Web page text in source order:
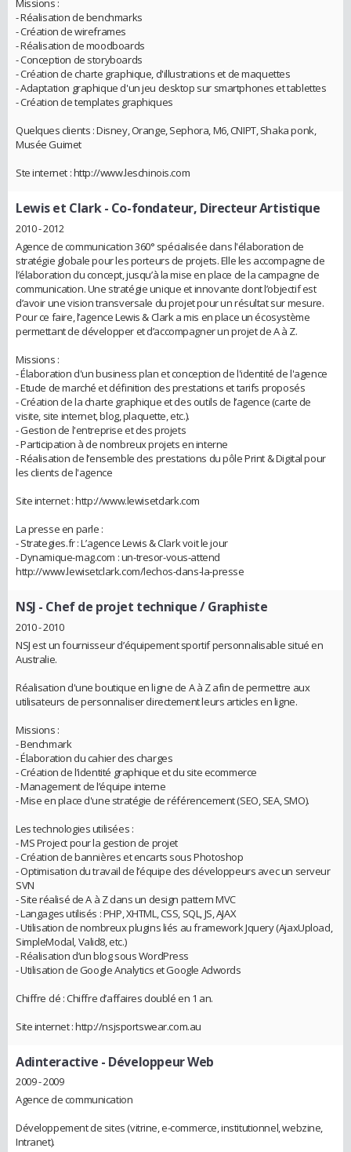
Missions :
- Réalisation de benchmarks
- Création de wireframes
- Réalisation de moodboards
- Conception de storyboards
- Création de charte graphique, d'illustrations et de maquettes
- Adaptation graphique d'un jeu desktop sur smartphones et tablettes
- Création de templates graphiques
Quelques clients : Disney, Orange, Sephora, M6, CNIPT, Shaka ponk,
Musée Guimet
Ste internet : http://www.leschinois.com
Lewis et Clark- Co-fondateur, Directeur Artistique
2010 - 2012
Agence de communication 360° spécialisée dans l'élaboration de
stratégie globale pour les porteurs de projets. Elle les accompagne de
l’élaboration du concept, jusqu’à la mise en place de la campagne de
communication. Une stratégie unique et innovante dont l’objectif est
d’avoir une vision transversale du projet pour un résultat sur mesure.
Pour ce faire, l’agence Lewis & Clark a mis en place un écosystème
permettant de développer et d’accompagner un projet de A à Z.
Missions :
- Élaboration d'un business plan et conception de l'identité de l'agence
- Etude de marché et définition des prestations et tarifs proposés
- Création de la charte graphique et des outils de l’agence (carte de
visite, site internet, blog, plaquette, etc.).
- Gestion de l'entreprise et des projets
- Participation à de nombreux projets en interne
- Réalisation de l’ensemble des prestations du pôle Print & Digital pour
les clients de l'agence
Site internet : http://www.lewisetclark.com
La presse en parle :
- Strategies.fr : L’agence Lewis & Clark voit le jour
- Dynamique-mag.com : un-tresor-vous-attend
http://www.lewisetclark.com/lechos-dans-la-presse
NSJ - Chef de projet technique / Graphiste
2010 - 2010
NSJ est un fournisseur d’équipement sportif personnalisable situé en
Australie.
Réalisation d'une boutique en ligne de A à Z afin de permettre aux
utilisateurs de personnaliser directement leurs articles en ligne.
Missions :
- Benchmark
- Élaboration du cahier des charges
- Création de l’identité graphique et du site ecommerce
- Management de l’équipe interne
- Mise en place d'une stratégie de référencement (SEO, SEA, SMO).
Les technologies utilisées :
- MS Project pour la gestion de projet
- Création de bannières et encarts sous Photoshop
- Optimisation du travail de l’équipe des développeurs avec un serveur
SVN
- Site réalisé de A à Z dans un design pattern MVC
- Langages utilisés : PHP, XHTML, CSS, SQL, JS, AJAX
- Utilisation de nombreux plugins liés au framework Jquery (AjaxUpload,
SimpleModal, Valid8, etc.)
- Réalisation d’un blog sous WordPress
- Utilisation de Google Analytics et Google Adwords
Chiffre clé : Chiffre d’affaires doublé en 1 an.
Site internet : http://nsjsportswear.com.au
Adinteractive - Développeur Web
2009 - 2009
Agence de communication
Développement de sites (vitrine, e-commerce, institutionnel, webzine,
Intranet).